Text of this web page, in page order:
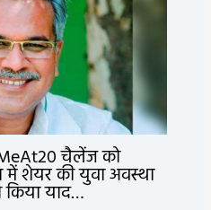
चैलेंज को
में शेयर की युवा अवस्था
किया याद…